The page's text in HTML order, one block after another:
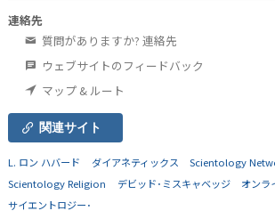
連絡先
質問がありますか? 連絡先
ウェブサイトのフィードバック
マップ & ルート
関連サイト
L. ロン ハバード ダイアネティックス
Scientology
Scientology Religion
デビッド･ミスキャベッジ
オンラ
サイエントロジー･